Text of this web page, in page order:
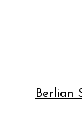
Berlian